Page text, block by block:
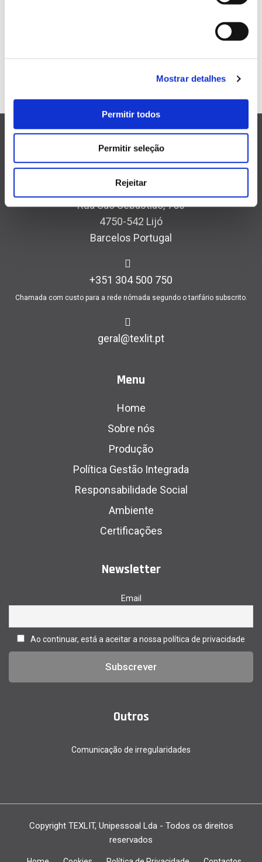
Mostrar detalhes
Permitir todos
Permitir seleção
Rejeitar
– Para a melhoria contínua do negócio
Ética– Para um negócio mais transparente.
TEXLIT, Unipessoal Lda
Rua São Sebastião, 750
4750-542 Lijó
Barcelos Portugal
+351 304 500 750
Chamada com custo para a rede nómada segundo o tarifário subscrito.
geral@texlit.pt
Menu
Home
Sobre nós
Produção
Política Gestão Integrada
Responsabilidade Social
Ambiente
Certificações
Newsletter
Email
Ao continuar, está a aceitar a nossa política de privacidade
Outros
Comunicação de irregularidades
Copyright TEXLIT, Unipessoal Lda - Todos os direitos
reservados